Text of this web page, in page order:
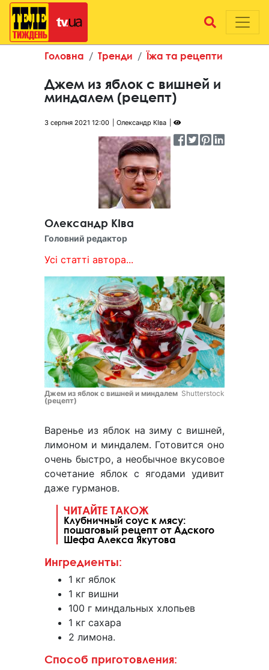
Головна Тренди Їжа та рецепти
Джем из яблок с вишней и
миндалем (рецепт)
3 серпня 2021 12:00 Олександр КІва
Олександр КІва
Головний редактор
Усі статті автора...
Джем из яблок с вишней и миндалем
(рецепт)
Shutterstock
Варенье из яблок на зиму с вишней,
лимоном и миндалем. Готовится оно
очень быстро, а необычное вкусовое
сочетание яблок с ягодами удивит
даже гурманов.
ЧИТАЙТЕ ТАКОЖ
Клубничный соус к мясу:
пошаговый рецепт от Адского
Шефа Алекса Якутова
Ингредиенты:
1 кг яблок
1 кг вишни
100 г миндальных хлопьев
1 кг сахара
2 лимона.
Способ приготовления: